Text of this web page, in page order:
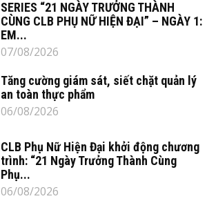
SERIES “21 NGÀY TRƯỞNG THÀNH
CÙNG CLB PHỤ NỮ HIỆN ĐẠI” – NGÀY 1:
EM...
07/08/2026
Tăng cường giám sát, siết chặt quản lý
an toàn thực phẩm
06/08/2026
CLB Phụ Nữ Hiện Đại khởi động chương
trình: “21 Ngày Trưởng Thành Cùng
Phụ...
06/08/2026